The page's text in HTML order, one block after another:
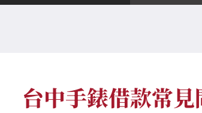
台中手錶借款常見